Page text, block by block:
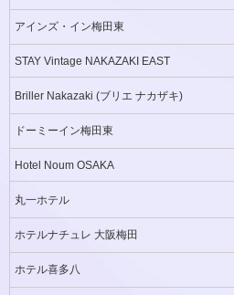
アインズ・イン梅田東
STAY Vintage NAKAZAKI EAST
Briller Nakazaki (ブリエ ナカザキ)
ドーミーイン梅田東
Hotel Noum OSAKA
丸一ホテル
ホテルナチュレ 大阪梅田
ホテル喜多八